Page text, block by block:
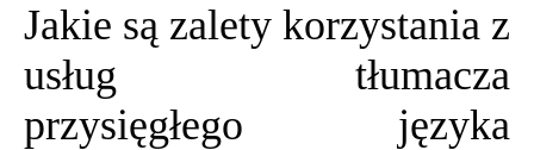
Jakie są zalety korzystania z
usług tłumacza
przysięgłego języka